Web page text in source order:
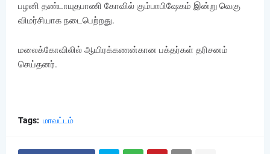
பழனி தண்டாயுதபாணி கோவில் கும்பாபிஷேகம் இன்று வெகு
விமர்சியாக நடைபெற்றது.
மலைக்கோவிலில் ஆயிரக்கணன்கான பக்தர்கள் தரிசனம்
செய்தனர்.
Tags: மாவட்டம்